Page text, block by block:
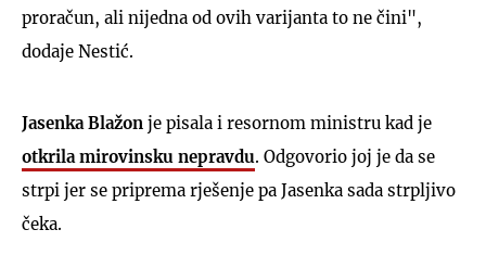
proračun, ali nijedna od ovih varijanta to ne čini",
dodaje Nestić.
Jasenka Blažon je pisala i resornom ministru kad je
otkrila mirovinsku nepravdu. Odgovorio joj je da se
strpi jer se priprema rješenje pa Jasenka sada strpljivo
čeka.